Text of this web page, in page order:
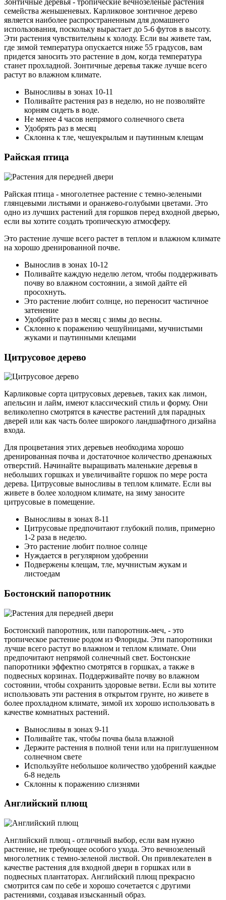
Зонтичные деревья - тропические вечнозеленые растения
семейства женьшеневых. Карликовое зонтичное дерево
является наиболее распространенным для домашнего
использования, поскольку вырастает до 5-6 футов в высоту.
Эти растения чувствительны к холоду. Если вы живете там,
где зимой температура опускается ниже 55 градусов, вам
придется заносить это растение в дом, когда температура
станет прохладной. Зонтичные деревья также лучше всего
растут во влажном климате.
Выносливы в зонах 10-11
Поливайте растения раз в неделю, но не позволяйте
корням сидеть в воде.
Не менее 4 часов непрямого солнечного света
Удобрять раз в месяц
Склонна к тле, чешуекрылым и паутинным клещам
Райская птица
Райская птица - многолетнее растение с темно-зелеными
глянцевыми листьями и оранжево-голубыми цветами. Это
одно из лучших растений для горшков перед входной дверью,
если вы хотите создать тропическую атмосферу.
Это растение лучше всего растет в теплом и влажном климате
на хорошо дренированной почве.
Вынослив в зонах 10-12
Поливайте каждую неделю летом, чтобы поддерживать
почву во влажном состоянии, а зимой дайте ей
просохнуть.
Это растение любит солнце, но переносит частичное
затенение
Удобряйте раз в месяц с зимы до весны.
Склонно к поражению чешуйницами, мучнистыми
жуками и паутинными клещами
Цитрусовое дерево
Карликовые сорта цитрусовых деревьев, таких как лимон,
апельсин и лайм, имеют классический стиль и форму. Они
великолепно смотрятся в качестве растений для парадных
дверей или как часть более широкого ландшафтного дизайна
входа.
Для процветания этих деревьев необходима хорошо
дренированная почва и достаточное количество дренажных
отверстий. Начинайте выращивать маленькие деревья в
небольших горшках и увеличивайте горшок по мере роста
дерева. Цитрусовые выносливы в теплом климате. Если вы
живете в более холодном климате, на зиму заносите
цитрусовые в помещение.
Выносливы в зонах 8-11
Цитрусовые предпочитают глубокий полив, примерно
1-2 раза в неделю.
Это растение любит полное солнце
Нуждается в регулярном удобрении
Подвержены клещам, тле, мучнистым жукам и
листоедам
Бостонский папоротник
Бостонский папоротник, или папоротник-меч, - это
тропическое растение родом из Флориды. Эти папоротники
лучше всего растут во влажном и теплом климате. Они
предпочитают непрямой солнечный свет. Бостонские
папоротники эффектно смотрятся в горшках, а также в
подвесных корзинах. Поддерживайте почву во влажном
состоянии, чтобы сохранить здоровые ветви. Если вы хотите
использовать эти растения в открытом грунте, но живете в
более прохладном климате, зимой их хорошо использовать в
качестве комнатных растений.
Выносливы в зонах 9-11
Поливайте так, чтобы почва была влажной
Держите растения в полной тени или на приглушенном
солнечном свете
Используйте небольшое количество удобрений каждые
6-8 недель
Склонны к поражению слизнями
Английский плющ
Английский плющ - отличный выбор, если вам нужно
растение, не требующее особого ухода. Это вечнозеленый
многолетник с темно-зеленой листвой. Он привлекателен в
качестве растения для входной двери в горшках или в
подвесных плантаторах. Английский плющ прекрасно
смотрится сам по себе и хорошо сочетается с другими
растениями, создавая изысканный образ.